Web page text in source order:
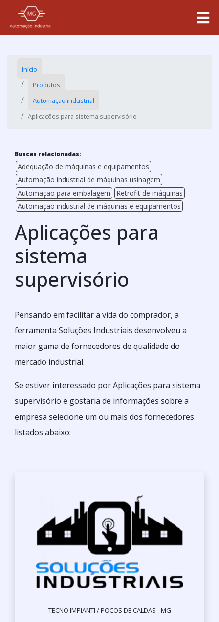
Início
Produtos
Automação industrial
Aplicações para sistema supervisório
Buscas relacionadas:
Adequação de máquinas e equipamentos
Automação industrial de máquinas usinagem
Automação para embalagem
Retrofit de máquinas
Automação industrial de máquinas e equipamentos
Aplicações para
sistema
supervisório
Pensando em facilitar a vida do comprador, a
ferramenta Soluções Industriais desenvolveu a
maior gama de fornecedores de qualidade do
mercado industrial.
Se estiver interessado por Aplicações para sistema
supervisório e gostaria de informações sobre a
empresa selecione um ou mais dos fornecedores
listados abaixo:
TECNO IMPIANTI / POÇOS DE CALDAS - MG